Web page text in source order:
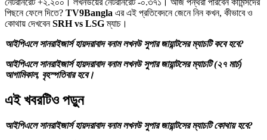
নেটরানরেট +২.২০০। লখনউয়ের নেটরানরেট -০.৩৭১। আজ পন্থরা পারবেন কামিন্সদের
পিছনে ফেলে দিতে? TV9Bangla এর এই প্রতিবেদনে জেনে নিন কখন, কীভাবে ও
কোথায় দেখবেনSRH vs LSGম্যাচ।
আইপিএলে সানরাইজার্স হায়দরাবাদ বনাম লখনউ সুপার জায়ান্টসের ম্যাচটি কবে হবে?
আইপিএলে সানরাইজার্স হায়দরাবাদ বনাম লখনউ সুপার জায়ান্টসের ম্যাচটি (২৭ মার্চ)
আগামিকাল, বৃহস্পতিবার হবে।
এই খবরটিও পড়ুন
আইপিএলে সানরাইজার্স হায়দরাবাদ বনাম লখনউ সুপার জায়ান্টসের ম্যাচটি কোথায় হবে?